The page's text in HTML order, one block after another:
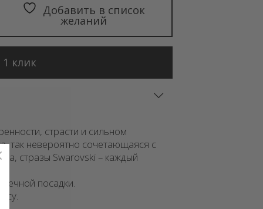
Добавить в список
желаний
клик
страсти и сильном
так невероятно сочетающаяся с
стразы Swarovski – каждый
посадки.